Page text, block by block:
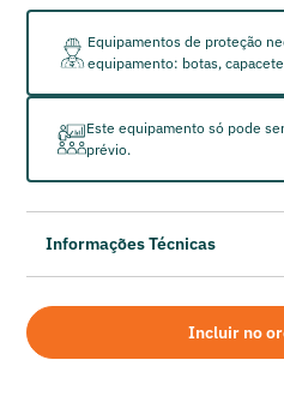
Equipamentos de proteção
equipamento: botas,
Este equipamento só pode
prévio.
Informações Técnicas
Plataforma Elevatória Tesoura
Alcance horizontal: 0,91
Altura do trabalho: 11,75
Incluir no